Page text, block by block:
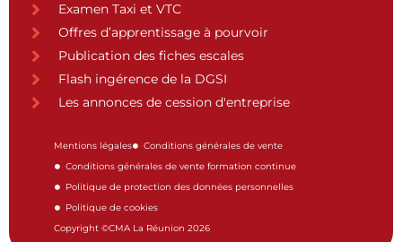
Examen Taxi et VTC
Offres d’apprentissage à pourvoir
Publication des fiches escales
Flash ingérence de la DGSI
Les annonces de cession d'entreprise
Mentions légales
Conditions générales de vente
Conditions générales de vente formation continue
Politique de protection des données personnelles
Politique de cookies
Copyright ©CMA La Réunion 2026